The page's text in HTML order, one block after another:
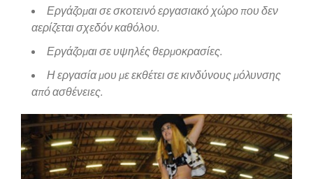
Εργάζομαι σε σκοτεινό εργασιακό χώρο που δεν
αερίζεται σχεδόν καθόλου.
Εργάζομαι σε υψηλές θερμοκρασίες.
Η εργασία μου με εκθέτει σε κινδύνους μόλυνσης
από ασθένειες.